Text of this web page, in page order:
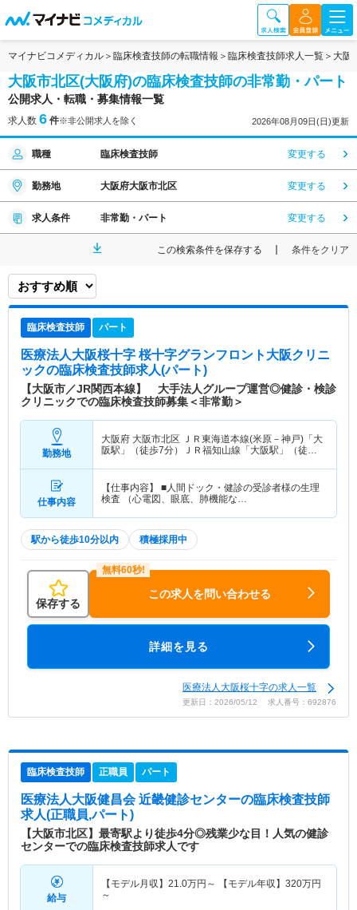
マイナビコメディカル 臨床検査技師の転職情報 臨床検査技師求人一覧 大阪
大阪市北区(大阪府)の臨床検査技師の非常勤・パート
公開求人・転職・募集情報一覧
求人数 6 件※非公開求人を除く 2026年08月09日(日)更新
職種 臨床検査技師 変更する
勤務地 大阪府大阪市北区 変更する
求人条件 非常勤・パート 変更する
この検索条件を保存する 条件をクリア
臨床検査技師 パート
医療法人大阪桜十字 桜十字グランフロント大阪クリニ
ックの臨床検査技師求人(パート)
【大阪市／JR関西本線】 大手法人グループ運営◎健診・検診
クリニックでの臨床検査技師募集＜非常勤＞
勤務地
大阪府 大阪市北区 ＪＲ東海道本線(米原－神戸)「大
阪駅」（徒歩7分）ＪＲ福知山線「大阪駅」（徒歩7
仕事内容
【仕事内容】 ■人間ドック・健診の受診者様の生理
検査 （心電図、眼底、肺機能な…
駅から徒歩10分以内 積極採用中
保存する
この求人を問い合わせる
詳細を見る
医療法人大阪桜十字の求人一覧
更新日：2026/05/12 求人番号：692876
臨床検査技師 正職員 パート
医療法人大阪健昌会 近畿健診センターの臨床検査技師
求人(正職員,パート)
【大阪市北区】最寄駅より徒歩4分◎残業少な目！人気の健診
センターでの臨床検査技師求人です
給与
【モデル月収】 21.0万円～ 【モデル年収】 320万円
～